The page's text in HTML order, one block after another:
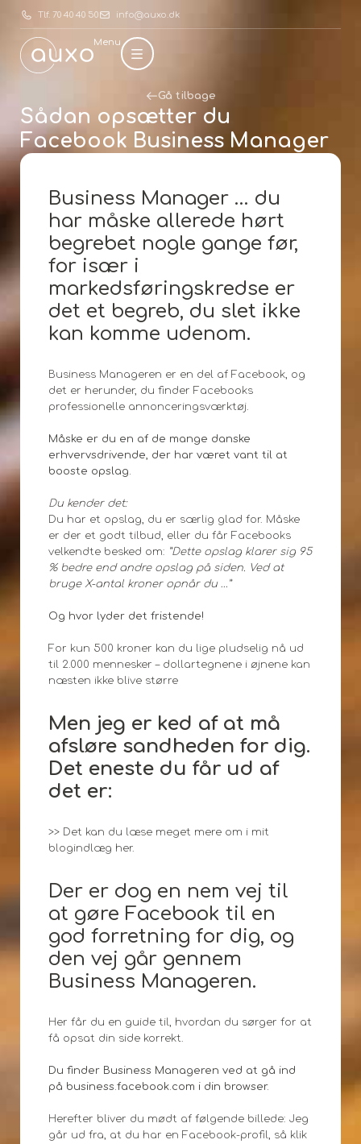
Tlf. 70 40 40 50 info@auxo.dk
Menu
Gå tilbage
Sådan opsætter du
Facebook Business Manager
Business Manager … du
har måske allerede hørt
begrebet nogle gange før,
for især i
markedsføringskredse er
det et begreb, du slet ikke
kan komme udenom.
Business Manageren er en del af Facebook, og
det er herunder, du finder Facebooks
professionelle annonceringsværktøj.
Måske er du en af de mange danske
erhvervsdrivende, der har været vant til at
booste opslag.
Du kender det:
Du har et opslag, du er særlig glad for. Måske
er der et godt tilbud, eller du får Facebooks
velkendte besked om: ”Dette opslag klarer sig 95
% bedre end andre opslag på siden. Ved at
bruge X-antal kroner opnår du …”
Og hvor lyder det fristende!
For kun 500 kroner kan du lige pludselig nå ud
til 2.000 mennesker – dollartegnene i øjnene kan
næsten ikke blive større
Men jeg er ked af at må
afsløre sandheden for dig.
Det eneste du får ud af
det er:
>> Det kan du læse meget mere om i mit
blogindlæg her.
Der er dog en nem vej til
at gøre Facebook til en
god forretning for dig, og
den vej går gennem
Business Manageren.
Her får du en guide til, hvordan du sørger for at
få opsat din side korrekt.
Du finder Business Manageren ved at gå ind
på business.facebook.com i din browser.
Herefter bliver du mødt af følgende billede: Jeg
går ud fra, at du har en Facebook-profil, så klik